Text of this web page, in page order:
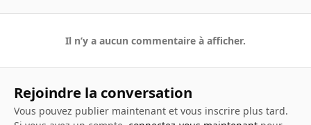
Il n’y a aucun commentaire à afficher.
Rejoindre la conversation
Vous pouvez publier maintenant et vous inscrire plus tard.